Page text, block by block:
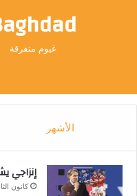
غيوم متفرقة
الأشهر
إنزاجي
كانون الثاني 6, 2025,